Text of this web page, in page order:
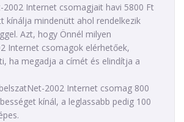
2002 Internet csomagjait havi 5800 Ft
kínálja mindenütt ahol rendelkezik
Azt, hogy Önnél milyen
Internet csomagok elérhetőek,
ha megadja a címét és elindítja a
2002 Internet csomag 800
kínál, a leglassabb pedig 100